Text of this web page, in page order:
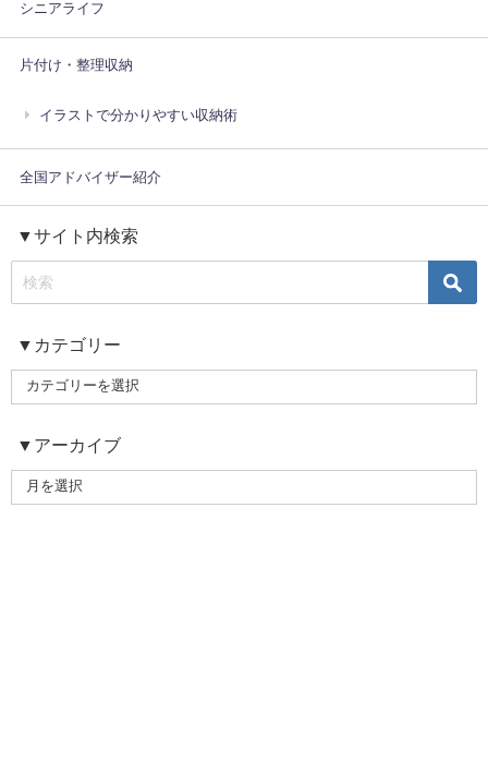
シニアライフ
片付け・整理収納
イラストで分かりやすい収納術
全国アドバイザー紹介
▼サイト内検索
▼カテゴリー
▼アーカイブ